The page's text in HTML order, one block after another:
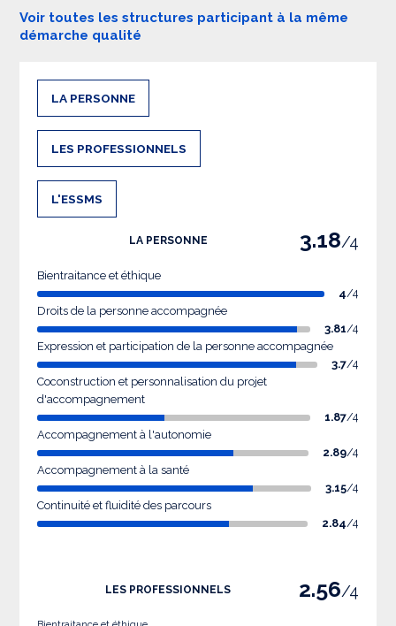
Voir toutes les structures participant à la même
démarche qualité
LA PERSONNE
LES PROFESSIONNELS
L'ESSMS
LA PERSONNE 3.18/4
Bientraitance et éthique
4/4
Droits de la personne accompagnée
3.81/4
Expression et participation de la personne accompagnée
3.7/4
Coconstruction et personnalisation du projet
d'accompagnement
1.87/4
Accompagnement à l'autonomie
2.89/4
Accompagnement à la santé
3.15/4
Continuité et fluidité des parcours
2.84/4
LES PROFESSIONNELS 2.56/4